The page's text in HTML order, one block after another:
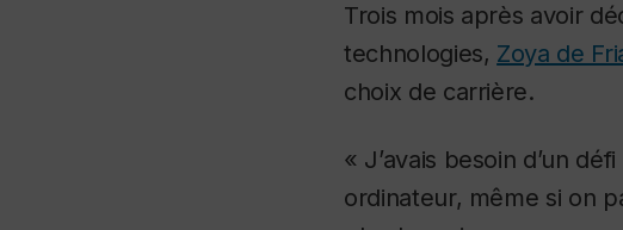
Trois mois après avoir
technologies, Zoya de
choix de carrière.
« J’avais besoin d’un
ordinateur, même si on